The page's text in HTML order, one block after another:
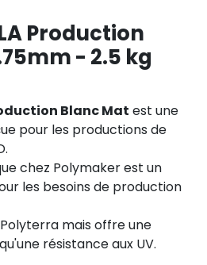
Production
- 2.5 kg
Blanc Mat est une
pour les productions de
chez Polymaker est un
les besoins de production
mais offre une
résistance aux UV.